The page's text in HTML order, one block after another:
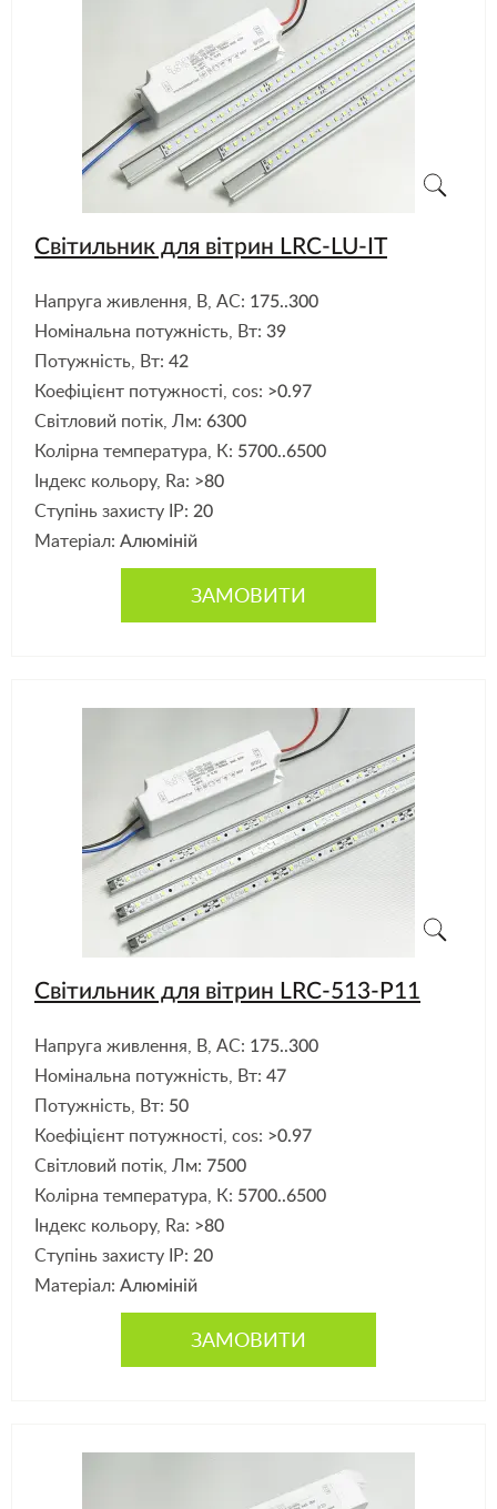
Світильник для вітрин LRC-LU-IT
Напруга живлення, В, АС: 175..300
Номінальна потужність, Вт: 39
Потужність, Вт: 42
Коефіцієнт потужності, cos: >0.97
Світловий потік, Лм: 6300
Колірна температура, К: 5700..6500
Індекс кольору, Ra: >80
Ступінь захисту IP: 20
Матеріал: Алюміній
ЗАМОВИТИ
Світильник для вітрин LRC-513-P11
Напруга живлення, В, АС: 175..300
Номінальна потужність, Вт: 47
Потужність, Вт: 50
Коефіцієнт потужності, cos: >0.97
Світловий потік, Лм: 7500
Колірна температура, К: 5700..6500
Індекс кольору, Ra: >80
Ступінь захисту IP: 20
Матеріал: Алюміній
ЗАМОВИТИ